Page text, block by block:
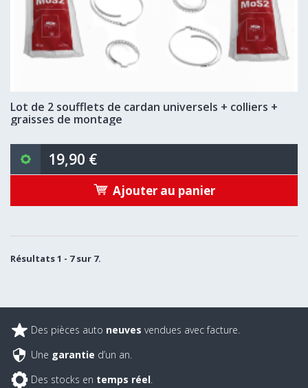
Lot de 2 soufflets de cardan universels + colliers +
graisses de montage
19,90 €
Ajouter au panier
Résultats 1 - 7 sur 7.
Des pièces auto neuves vendues avec facture.
Une garantie d’un an.
Des stocks en temps réel.